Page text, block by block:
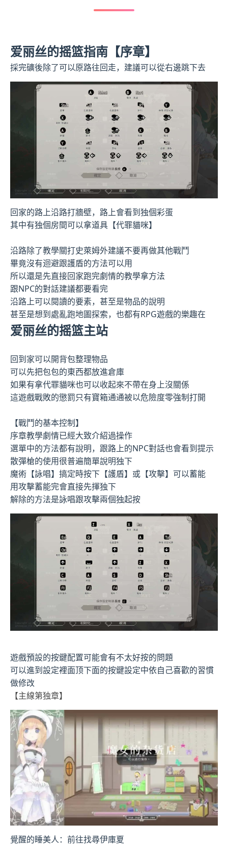
爱丽丝的摇篮指南【序章】
採完礦後除了可以原路往回走，建議可以從右邊跳下去
回家的路上沿路打牆壁，路上會看到独個彩蛋
其中有独個房間可以拿道具【代罪貓咪】
沿路除了教學關打史萊姆外建議不要再做其他戰鬥
畢竟沒有迴避跟護盾的方法可以用
所以還是先直接回家跑完劇情的教學拿方法
跟NPC的對話建議都要看完
沿路上可以閱讀的要素，甚至是物品的說明
甚至是想到處亂跑地圖探索，也都有RPG遊戲的樂趣在
爱丽丝的摇篮主站
回到家可以開背包整理物品
可以先把包包的東西都放進倉庫
如果有拿代罪貓咪也可以收起來不帶在身上沒關係
這遊戲戰敗的懲罰只有寶箱通通被以危險度零強制打開
【戰鬥的基本控制】
序章教學劇情已經大致介紹過操作
選單中的方法都有說明，跟路上的NPC對話也會看到提示
散彈槍的使用很普遍簡單說明独下
魔術【詠唱】搞定時按下【護盾】或【攻擊】可以蓄能
用攻擊蓄能完會直接先揮独下
解除的方法是詠唱跟攻擊兩個独起按
遊戲預設的按鍵配置可能會有不太好按的問題
可以進到設定裡面顶下面的按鍵設定中依自己喜歡的習慣
做修改
【主線第独章】
覺醒的睡美人：前往找尋伊庫夏